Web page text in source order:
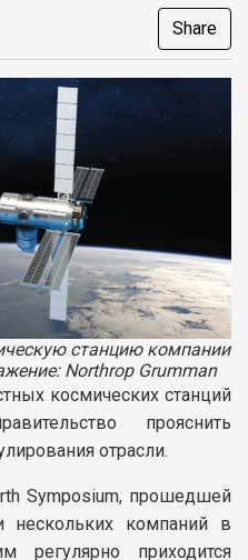
Share
станцию компании
Northrop Grumman
космических станций
прояснить
отрасли.
Symposium, прошедшей
нескольких компаний в
регулярно приходится